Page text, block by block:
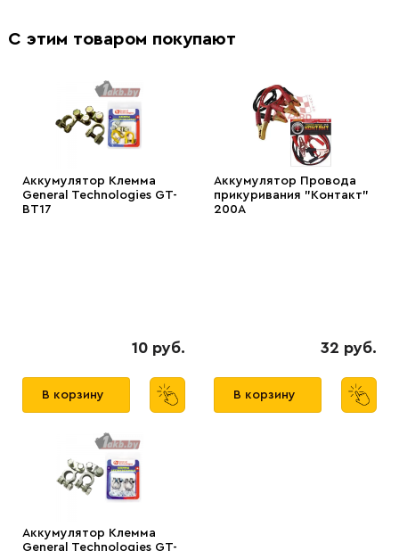
С этим товаром покупают
Аккумулятор Клемма
General Technologies GT-
BT17
10 руб.
В корзину
Аккумулятор Провода
прикуривания "Контакт"
200А
32 руб.
В корзину
Аккумулятор Клемма
General Technologies GT-